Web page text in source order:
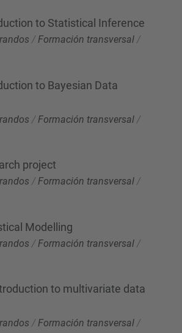
to Statistical Inference
/Formación transversal /
to Bayesian Data
/ Formación transversal /
project
/Formación transversal /
Modelling
/ Formación transversal /
to multivariate data
/Formación transversal /